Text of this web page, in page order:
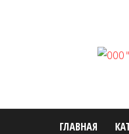
ГЛАВНАЯ